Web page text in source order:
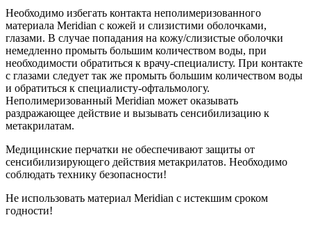
Необходимо избегать контакта неполимеризованного
материала Meridian с кожей и слизистими оболочками,
глазами. В случае попадания на кожу/слизистые оболочки
немедленно промыть большим количеством воды, при
необходимости обратиться к врачу-специалисту. При контакте
с глазами следует так же промыть большим количеством воды
и обратиться к специалисту-офтальмологу.
Неполимеризованный Meridian может оказывать
раздражающее действие и вызывать сенсибилизацию к
метакрилатам.
Медицинские перчатки не обеспечивают защиты от
сенсибилизирующего действия метакрилатов. Необходимо
соблюдать технику безопасности!
Не использовать материал Meridian с истекшим сроком
годности!